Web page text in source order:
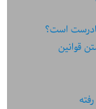
است؟
قوانین